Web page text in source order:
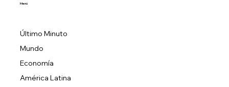
Último Minuto
Mundo
Economía
América Latina
Menú